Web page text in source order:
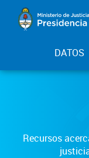
DATOS
Recursos